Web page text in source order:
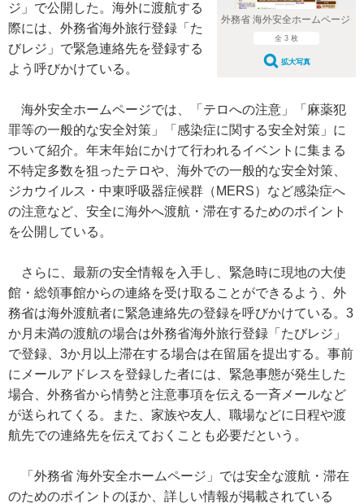
外務省 海外安全ホームページ
全 3 枚
拡大写真
ジ」で公開した。海外に渡航する
際には、外務省海外旅行登録「た
びレジ」で緊急連絡先を登録する
よう呼びかけている。
海外安全ホームページでは、「テロへの注意」「麻薬犯
罪等の一般的な安全対策」「感染症に関する安全対策」に
ついて紹介。年末年始にかけて行われるイベントに集まる
不特定多数を狙ったテロや、海外での一般的な安全対策、
ジカウイルス・中東呼吸器症候群（MERS）など感染症へ
の注意など、安全に海外へ渡航・滞在するためのポイント
を公開している。
さらに、最新の安全情報を入手し、緊急時に現地の大使
館・総領事館からの連絡を受け取ることができるよう、外
務省は海外渡航者に緊急連絡先の登録を呼びかけている。3
か月未満の渡航の場合は外務省海外旅行登録「たびレジ」
で登録、3か月以上滞在する場合は在留届を提出する。事前
にメールアドレスを登録した者には、緊急事態が発生した
場合、外務省から情勢と注意事項を伝える一斉メールなど
が送られてくる。また、家族や友人、職場などに日程や渡
航先での連絡先を伝えておくことも必要だという。
「外務省 海外安全ホームページ」では安全な渡航・滞在
のためのポイントのほか、詳しい情報が掲載されている